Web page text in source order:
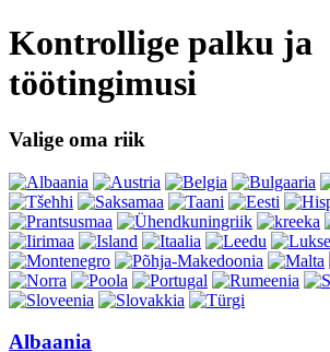
Kontrollige palku ja
töötingimusi
Valige oma riik
Albaania